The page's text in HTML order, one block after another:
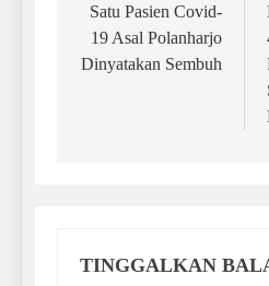
pos
Satu Pasien Covid-
19 Asal Polanharjo
Dinyatakan Sembuh
TINGGALKAN